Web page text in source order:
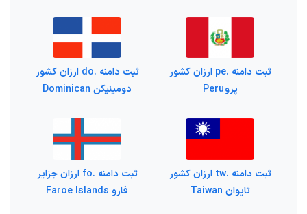
ثبت دامنه .pe ارزان کشور
پرو Peru
ثبت دامنه .do ارزان کشور
دومینیکن Dominican
ثبت دامنه .tw ارزان کشور
تایوان Taiwan
ثبت دامنه .fo ارزان جزایر
فارو Faroe Islands